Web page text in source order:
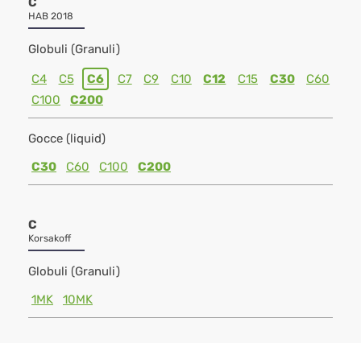
HAB 2018
Globuli (Granuli)
C4 C5 C6 C7 C9 C10 C12 C15 C30
C60
C100
C200
Gocce (liquid)
C30
C60 C100 C200
C
Korsakoff
Globuli (Granuli)
1MK
10MK